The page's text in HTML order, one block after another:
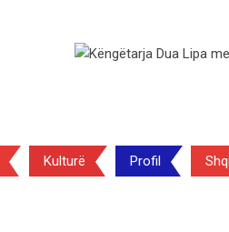
Kulturë Profil